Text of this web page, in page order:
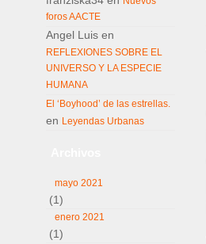
foros AACTE
Angel Luis en
REFLEXIONES SOBRE EL
UNIVERSO Y LA ESPECIE
HUMANA
El ‘Boyhood’ de las estrellas.
en Leyendas Urbanas
mayo 2021
(1)
enero 2021
(1)